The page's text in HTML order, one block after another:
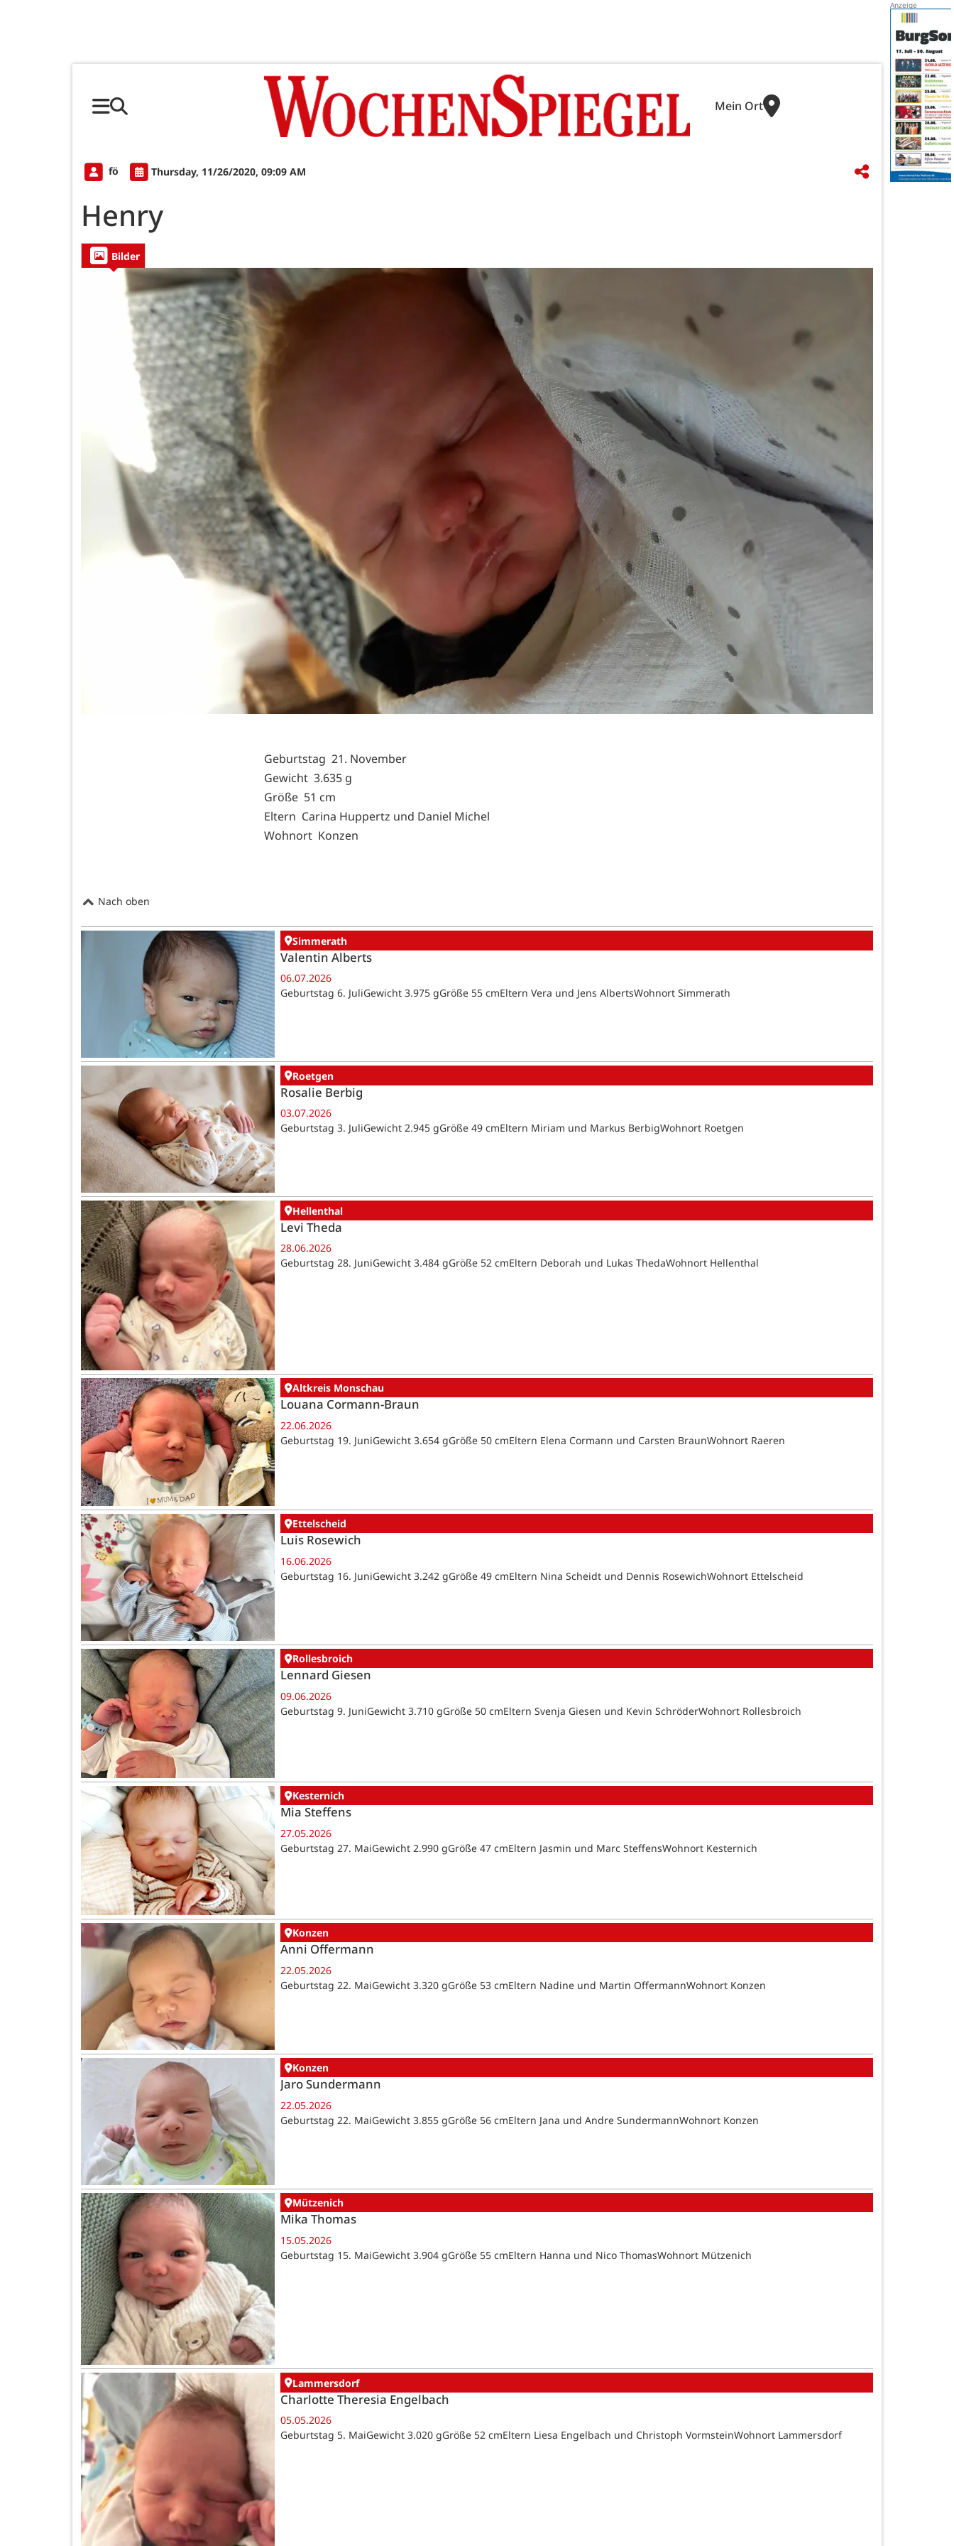
Mein Ort
fö Thursday, 11/26/2020, 09:09 AM
Henry
Bilder
Geburtstag 21. November
Gewicht 3.635 g
Größe 51 cm
Eltern Carina Huppertz und Daniel Michel
Wohnort Konzen
Nach oben
Simmerath
Valentin Alberts
06.07.2026
Geburtstag 6. JuliGewicht 3.975 gGröße 55 cmEltern Vera und Jens AlbertsWohnort Simmerath
Roetgen
Rosalie Berbig
03.07.2026
Geburtstag 3. JuliGewicht 2.945 gGröße 49 cmEltern Miriam und Markus BerbigWohnort Roetgen
Hellenthal
Levi Theda
28.06.2026
Geburtstag 28. JuniGewicht 3.484 gGröße 52 cmEltern Deborah und Lukas ThedaWohnort Hellenthal
Altkreis Monschau
Louana Cormann-Braun
22.06.2026
Geburtstag 19. JuniGewicht 3.654 gGröße 50 cmEltern Elena Cormann und Carsten BraunWohnort Raeren
Ettelscheid
Luis Rosewich
16.06.2026
Geburtstag 16. JuniGewicht 3.242 gGröße 49 cmEltern Nina Scheidt und Dennis RosewichWohnort Ettelscheid
Rollesbroich
Lennard Giesen
09.06.2026
Geburtstag 9. JuniGewicht 3.710 gGröße 50 cmEltern Svenja Giesen und Kevin SchröderWohnort Rollesbroich
Kesternich
Mia Steffens
27.05.2026
Geburtstag 27. MaiGewicht 2.990 gGröße 47 cmEltern Jasmin und Marc SteffensWohnort Kesternich
Konzen
Anni Offermann
22.05.2026
Geburtstag 22. MaiGewicht 3.320 gGröße 53 cmEltern Nadine und Martin OffermannWohnort Konzen
Konzen
Jaro Sundermann
22.05.2026
Geburtstag 22. MaiGewicht 3.855 gGröße 56 cmEltern Jana und Andre SundermannWohnort Konzen
Mützenich
Mika Thomas
15.05.2026
Geburtstag 15. MaiGewicht 3.904 gGröße 55 cmEltern Hanna und Nico ThomasWohnort Mützenich
Lammersdorf
Charlotte Theresia Engelbach
05.05.2026
Geburtstag 5. MaiGewicht 3.020 gGröße 52 cmEltern Liesa Engelbach und Christoph VormsteinWohnort Lammersdorf